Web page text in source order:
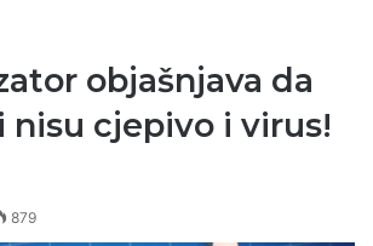
objašnjava da
nisu cjepivo i virus!
879